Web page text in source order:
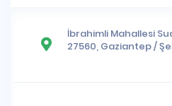
İbrahimli Mahallesi
27560, Gaziantep/